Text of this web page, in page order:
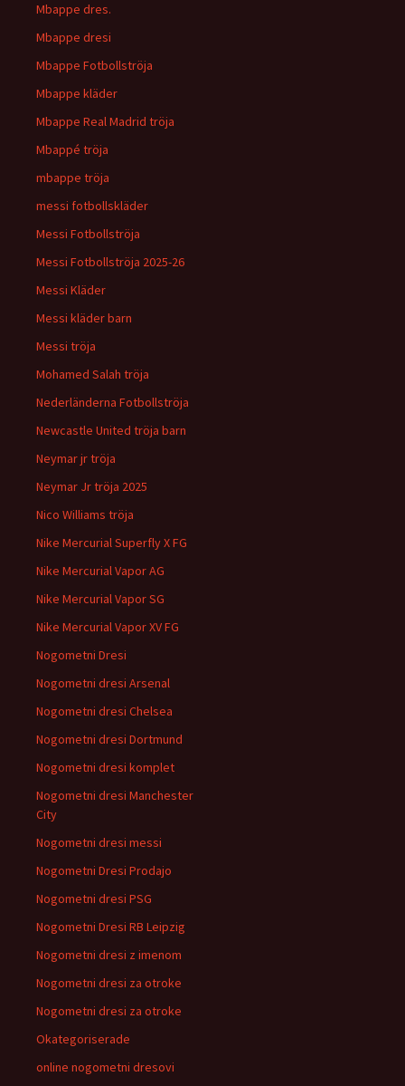
Mbappe dres.
Mbappe dresi
Mbappe Fotbollströja
Mbappe kläder
Mbappe Real Madrid tröja
Mbappé tröja
mbappe tröja
messi fotbollskläder
Messi Fotbollströja
Messi Fotbollströja 2025-26
Messi Kläder
Messi kläder barn
Messi tröja
Mohamed Salah tröja
Nederländerna Fotbollströja
Newcastle United tröja barn
Neymar jr tröja
Neymar Jr tröja 2025
Nico Williams tröja
Nike Mercurial Superfly X FG
Nike Mercurial Vapor AG
Nike Mercurial Vapor SG
Nike Mercurial Vapor XV FG
Nogometni Dresi
Nogometni dresi Arsenal
Nogometni dresi Chelsea
Nogometni dresi Dortmund
Nogometni dresi komplet
Nogometni dresi Manchester
City
Nogometni dresi messi
Nogometni Dresi Prodajo
Nogometni dresi PSG
Nogometni Dresi RB Leipzig
Nogometni dresi z imenom
Nogometni dresi za otroke
Nogometni dresi za otroke
Okategoriserade
online nogometni dresovi